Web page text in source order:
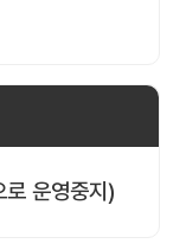
운영중지)